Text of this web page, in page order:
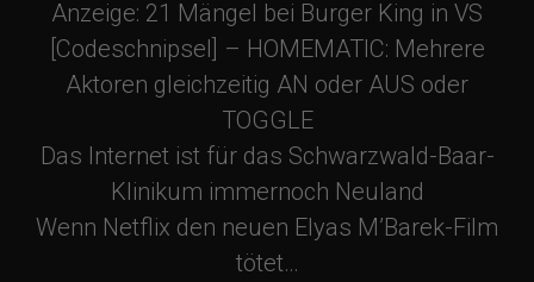
Anzeige: 21 Mängel bei Burger King in VS
[Codeschnipsel] – HOMEMATIC: Mehrere
Aktoren gleichzeitig AN oder AUS oder
TOGGLE
Das Internet ist für das Schwarzwald-Baar-
Klinikum immernoch Neuland
Wenn Netflix den neuen Elyas M’Barek-Film
tötet…